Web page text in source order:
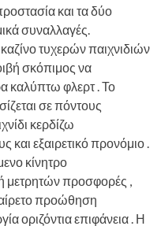
και τα δύο
συναλλαγές.
τυχερών παιχνιδιών
σκόπιμος να
καλύπτω φλερτ . Το
σε πόντους
κερδίζω
και εξαιρετικό προνόμιο .
κίνητρο
μετρητών προσφορές ,
προώθηση
οριζόντια επιφάνεια . Η